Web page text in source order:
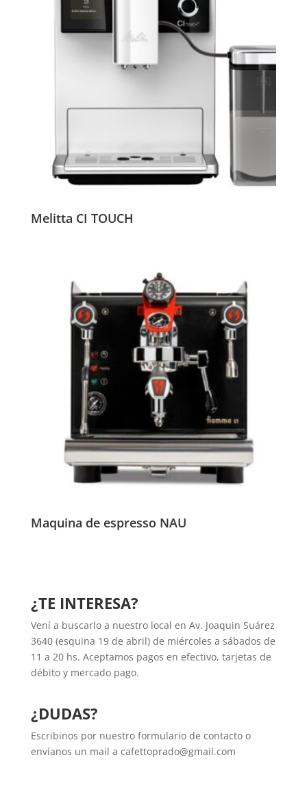
Melitta CI TOUCH
Maquina de espresso NAU
¿TE INTERESA?
Vení a buscarlo a nuestro local en Av. Joaquin Suárez
3640 (esquina 19 de abril) de miércoles a sábados de
11 a 20 hs. Aceptamos pagos en efectivo, tarjetas de
débito y mercado pago.
¿DUDAS?
Escribinos por nuestro formulario de contactoo
envíanos un mail a cafettoprado@gmail.com